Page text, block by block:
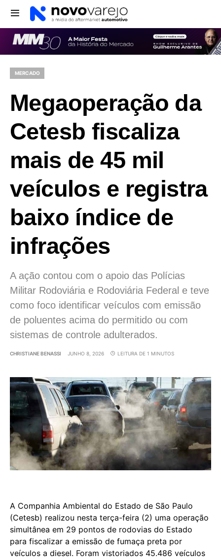
MERCADO
Megaoperação da
Cetesb fiscaliza
mais de 45 mil
veículos e registra
baixo índice de
infrações
A ação contou com o apoio das Polícias
Militar Rodoviária e Rodoviária Federal e teve
como foco identificar veículos com emissão
de poluentes acima do permitido ou com
sistemas de controle adulterados.
CHRISTIANE BENASSI JUNHO 8, 2026 LEITURA DE 1 MINUTOS
A Companhia Ambiental do Estado de São Paulo
(Cetesb) realizou nesta terça-feira (2) uma operação
simultânea em 29 pontos de rodovias do Estado
para fiscalizar a emissão de fumaça preta por
veículos a diesel. Foram vistoriados 45.486 veículos